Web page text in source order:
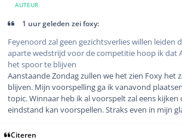
AUTEUR
1 uur geleden zei foxy:
Feyenoord zal geen gezichtsverlies willen leiden
aparte wedstrijd voor de competitie hoop ik dat
het spoor te blijven
Aanstaande Zondag zullen we het zien Foxy het
blijven. Mijn voorspelling ga ik vanavond
topic. Winnaar heb ik al voorspelt zal eens kijken
eindstand kan voorspellen. Straks even in mijn
Citeren